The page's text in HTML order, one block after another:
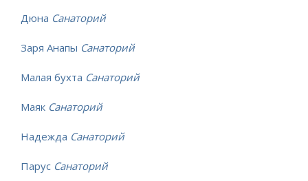
Дюна Санаторий
Заря Анапы Санаторий
Малая бухта Санаторий
Маяк Санаторий
Надежда Санаторий
Парус Санаторий